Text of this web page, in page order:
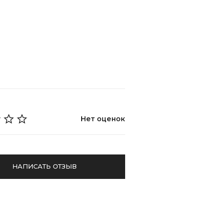
Нет оценок
НАПИСАТЬ ОТЗЫВ